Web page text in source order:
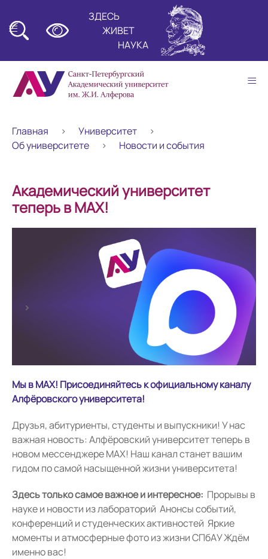
ЗДЕСЬ
ЖИВЕТ
НАУКА
Главная
Университет
Об университете
Новости и события
Академический университет
теперь в МАХ!
Мы в MAX! Присоединяйтесь кофициальному каналу
Алфёровского университета!
Друзья, абитуриенты, студенты и выпускники! У нас
важная новость: Алфёровский университет теперь в
новом мессенджере MAX! Наш канал станет вашим
гидом по самой насыщенной жизни университета!
Здесь только самое важное и интересное: Прорывы в
науке и новости из лабораторий Анонсы событий,
конференций и студенческих активностей Яркие
моменты и атмосферные фото из жизни СПбАУ Ждём
именно вас!
≡
≡